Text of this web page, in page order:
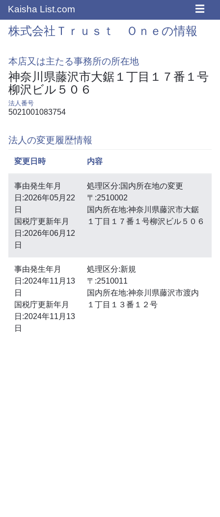
Kaisha List.com ☰
株式会社Ｔｒｕｓｔ Ｏｎｅの情報
本店又は主たる事務所の所在地
神奈川県藤沢市大鋸１丁目１７番１号
柳沢ビル５０６
法人番号
5021001083754
法人の変更履歴情報
変更日時 内容
事由発生年月
日:2026年05月22
日
国税庁更新年月
日:2026年06月12
日
処理区分:国内所在地の変更
〒:2510002
国内所在地:神奈川県藤沢市大鋸
１丁目１７番１号柳沢ビル５０６
事由発生年月
日:2024年11月13
日
国税庁更新年月
日:2024年11月13
日
処理区分:新規
〒:2510011
国内所在地:神奈川県藤沢市渡内
１丁目１３番１２号